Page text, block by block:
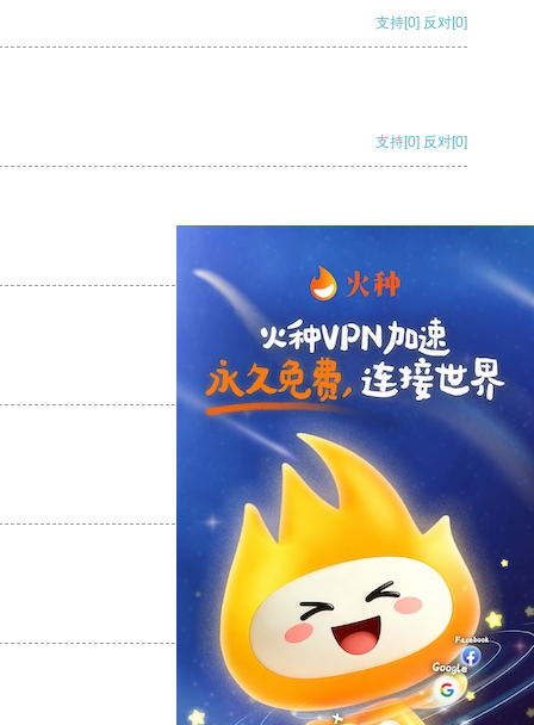
支持[0] 反对[0]
支持[0] 反对[0]
支持 [0] 反对[0]
支持[0] 反对
支持[0] 反对[0]